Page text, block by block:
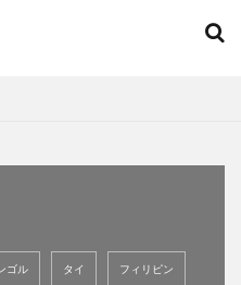
ゴル タイ フィリピン